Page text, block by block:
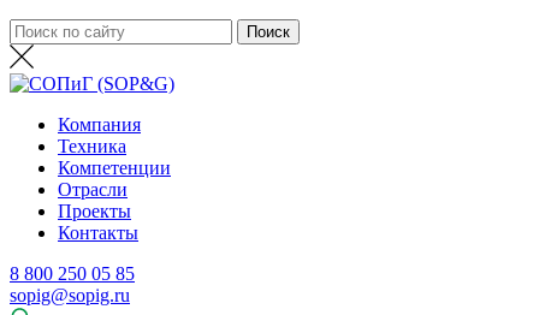
Компания
Техника
Компетенции
Отрасли
Проекты
Контакты
8 800 250 05 85
sopig@sopig.ru